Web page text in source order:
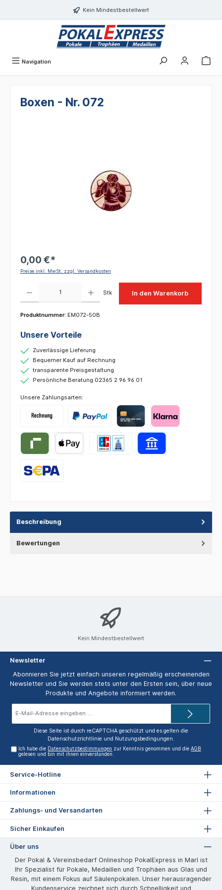
Kein Mindestbestellwert
Navigation
Boxen - Nr. 072
0,00 €*
Preise inkl. MwSt. zzgl. Versandkosten
Stk In den Warenkorb
Produktnummer: EM072-50B
Unsere Vorteile
Zuverlässige Lieferung
Bequemer Kauf auf Rechnung
transparente Preisgestaltung
Persönliche Beratung 02365 2 96 96 01
Unsere Zahlungsarten:
Beschreibung
Bewertungen
Kein Mindestbestellwert
Newsletter
Abonnieren Sie jetzt einfach unseren regelmäßig erscheinenden
Newsletter und Sie werden stets unter den Ersten sein, über neue
Produkte und Angebote informiert werden.
Diese Seite ist durch reCAPTCHA geschützt und es gelten die
Datenschutzrichtlinie und Nutzungsbedingungen.
Ich habe die Datenschutzbestimmungen zur Kenntnis genommen und dieAGB
gelesen und bin mit ihnen einverstanden.
Service-Hotline
Informationen
Zahlungs- und Versandarten
Sicher Einkaufen
Über uns
Der Pokal & Vereinsbedarf Onlineshop PokalExpress in Marl ist
Ihr Spezialist für Pokale, Medaillen und Trophäen aus Glas und
Resin, mit einem Fokus auf Säulenpokalen. Unser herausragender
Kundenservice zeichnet sich durch Schnelligkeit und